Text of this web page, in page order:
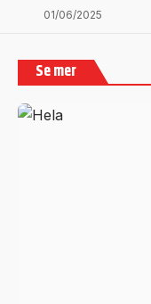
01/06/2025
Se mer